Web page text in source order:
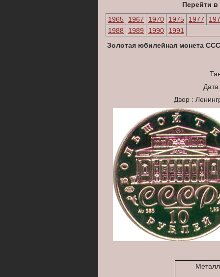
Перейти в
1965
1967 1970 1975 1977
1988
1989 1990
1991
Золотая юбилейная монета
Двор :